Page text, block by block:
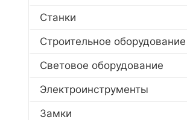
Станки
Строительное оборудование
Световое оборудование
Электроинструменты
Замки